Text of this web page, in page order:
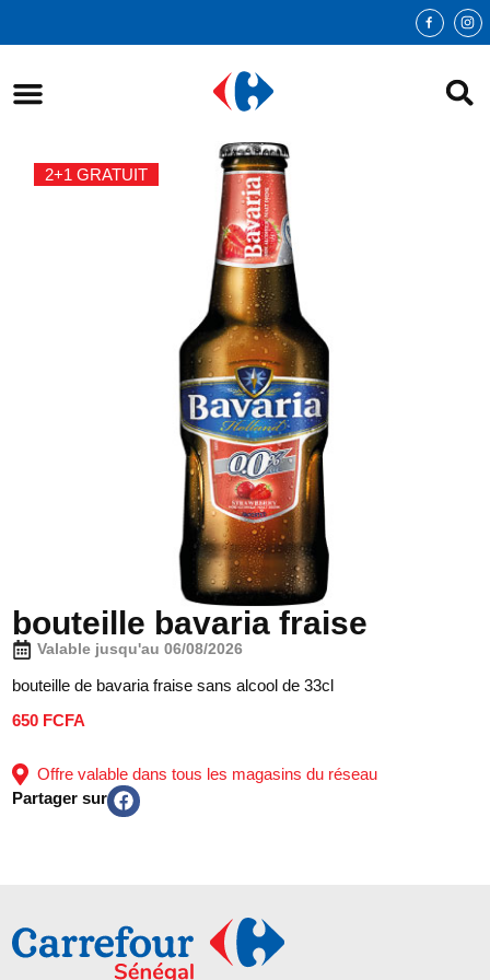
2+1 GRATUIT
bouteille bavaria fraise
Valable jusqu'au 06/08/2026
bouteille de bavaria fraise sans alcool de 33cl
650 FCFA
Offre valable dans tous les magasins du réseau
Partager sur